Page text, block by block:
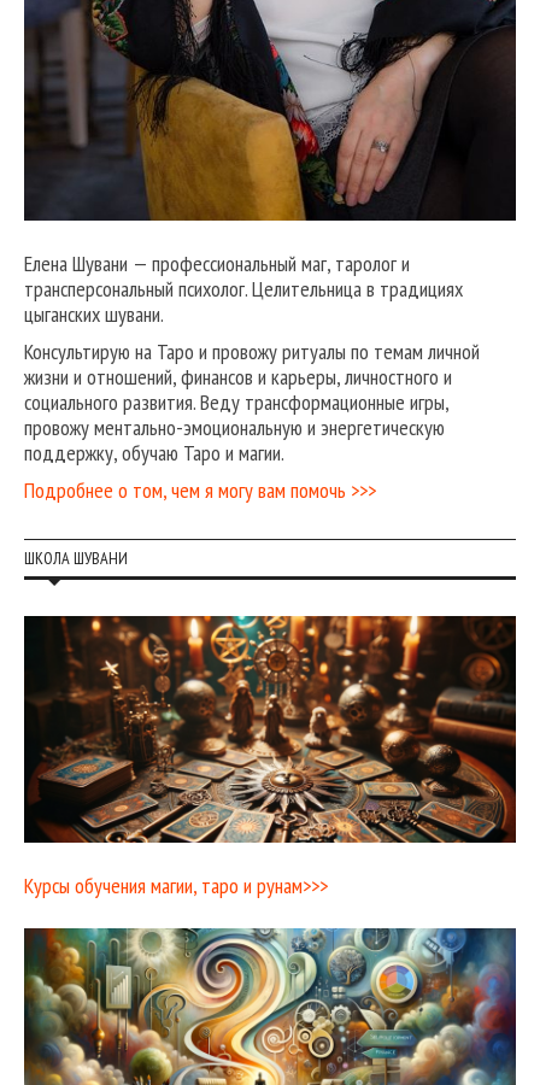
Елена Шувани — профессиональный маг, таролог и
трансперсональный психолог. Целительница в традициях
цыганских шувани.
Консультирую на Таро и провожу ритуалы по темам личной
жизни и отношений, финансов и карьеры, личностного и
социального развития. Веду трансформационные игры,
провожу ментально-эмоциональную и энергетическую
поддержку, обучаю Таро и магии.
Подробнее о том, чем я могу вам помочь >>>
ШКОЛА ШУВАНИ
Курсы обучения магии, таро и рунам>>>